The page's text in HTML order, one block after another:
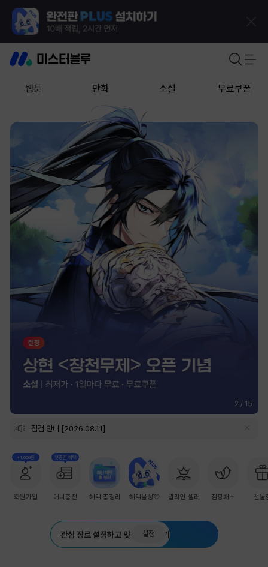
웹툰 만화 소설 무료쿠폰
2 / 15
점검 안내 [2026.08.11]
+1,000원
회원가입
첫충전 혜택
머니충전 혜택 총정리 혜택몰빵💘 밀리언 셀러 점핑패스 선물
관심 장르 설정하고 맞춤 추천 받기
설정